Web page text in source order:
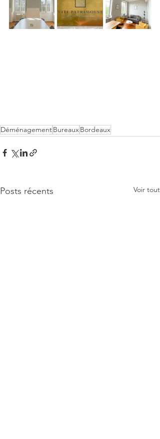
DéménagementBureaux Bordeaux
Posts récents Voir tout